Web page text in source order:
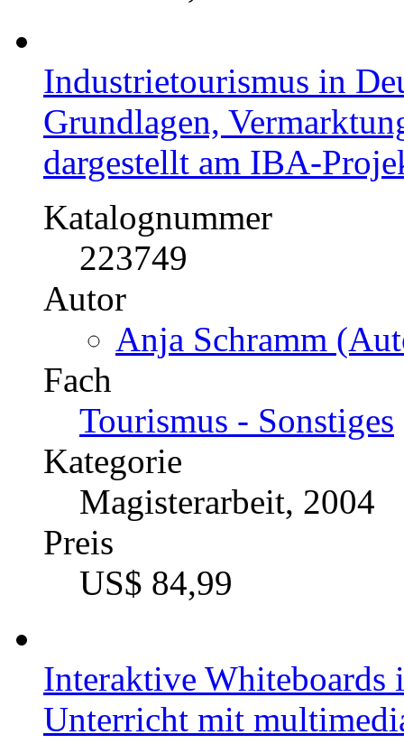
Industrietourismus in
Grundlagen,
dargestellt am IBA-
Katalognummer
223749
Autor
Anja Schramm
Fach
Tourismus - Sonstiges
Kategorie
Magisterarbeit, 2004
Preis
US$ 84,99
Interaktive Whiteboards
Unterricht mit